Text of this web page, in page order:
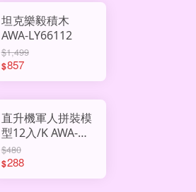
坦克樂毅積木
AWA-LY66112
$1,499
$857
直升機軍人拼裝模
型12入/K AWA-
222-136
$480
$288